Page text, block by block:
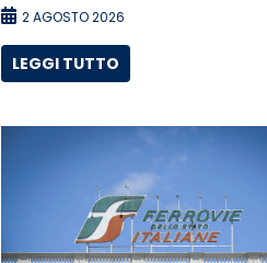
2 AGOSTO 2026
LEGGI TUTTO